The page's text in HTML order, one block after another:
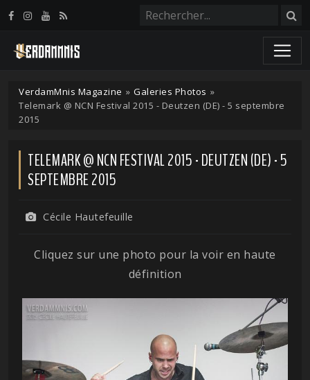
VerdamMnis Magazine » Galeries Photos »
Telemark @ NCN Festival 2015 - Deutzen (DE) - 5 septembre
2015
TELEMARK @ NCN FESTIVAL 2015 - DEUTZEN (DE) - 5
SEPTEMBRE 2015
Cécile Hautefeuille
Cliquez sur une photo pour la voir en haute
définition
Panneau de gestion des cookies